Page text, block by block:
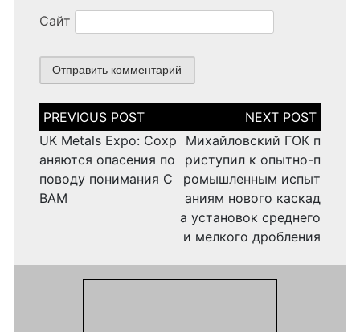
Сайт
Н
а
в
и
а
ц
о
UK Metals Expo: Сохр
аняются опасения по
поводу понимания C
BAM
Михайловский ГОК п
риступил к опытно-п
ромышленным испыт
аниям нового каскад
а установок среднего
и мелкого дробления